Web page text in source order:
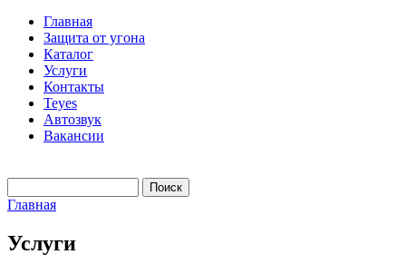
Главная
Защита от угона
Каталог
Услуги
Контакты
Teyes
Автозвук
Вакансии
Форма поиска
Главная
Услуги